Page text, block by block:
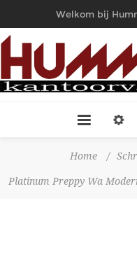
Welkom bij
Home /
Platinum Preppy Wa